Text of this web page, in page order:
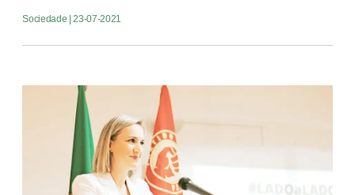
Sociedade | 23-07-2021